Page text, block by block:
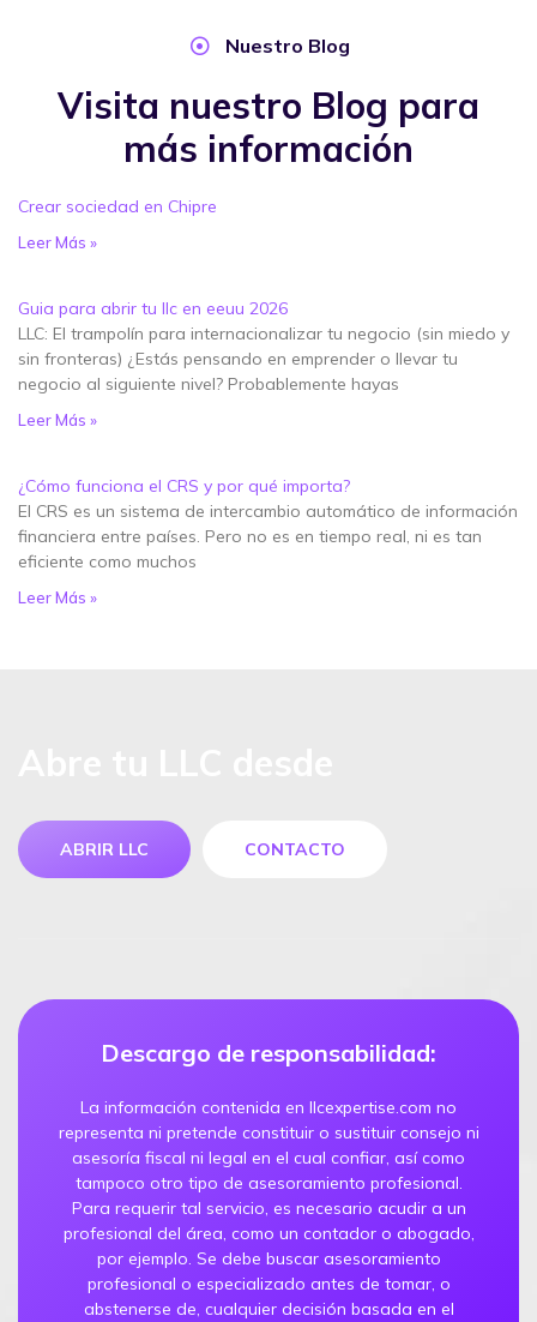
Nuestro Blog
Visita nuestro Blog para
más información
Crear sociedad en Chipre
Leer Más »
Guia para abrir tu llc en eeuu 2026
LLC: El trampolín para internacionalizar tu negocio (sin miedo y
sin fronteras) ¿Estás pensando en emprender o llevar tu
negocio al siguiente nivel? Probablemente hayas
Leer Más »
¿Cómo funciona el CRS y por qué importa?
El CRS es un sistema de intercambio automático de información
financiera entre países. Pero no es en tiempo real, ni es tan
eficiente como muchos
Leer Más »
ABRIR LLC CONTACTO
Descargo de responsabilidad:
La información contenida en llcexpertise.com no
representa ni pretende constituir o sustituir consejo ni
asesoría fiscal ni legal en el cual confiar, así como
tampoco otro tipo de asesoramiento profesional.
Para requerir tal servicio, es necesario acudir a un
profesional del área, como un contador o abogado,
por ejemplo. Se debe buscar asesoramiento
profesional o especializado antes de tomar, o
abstenerse de, cualquier decisión basada en el